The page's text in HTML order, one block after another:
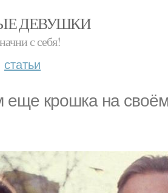
ДЕВУШКИ
с себя!
статьи
крошка на